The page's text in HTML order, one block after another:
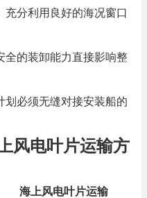
充分利用良好的海况窗口
全的装卸能力直接影响整
划必须无缝对接安装船的
风电叶片运输方
海上风电叶片运输